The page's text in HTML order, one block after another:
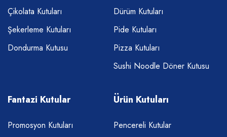
Çikolata Kutuları
Şekerleme Kutuları
Dondurma Kutusu
Dürüm Kutuları
Pide Kutuları
Pizza Kutuları
Sushi Noodle Döner Kutusu
Fantazi Kutular
Promosyon Kutuları
Ürün Kutuları
Pencereli Kutular